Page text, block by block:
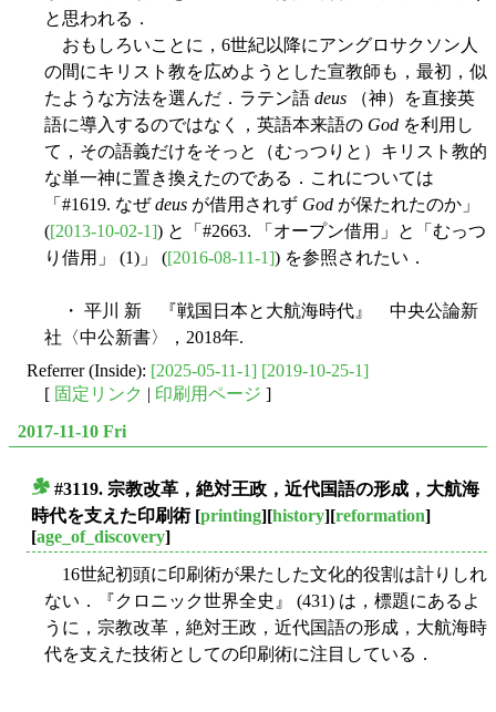
と思われる．
おもしろいことに，6世紀以降にアングロサクソン人
の間にキリスト教を広めようとした宣教師も，最初，似
たような方法を選んだ．ラテン語 deus （神）を直接英
語に導入するのではなく，英語本来語の God を利用し
て，その語義だけをそっと（むっつりと）キリスト教的
な単一神に置き換えたのである．これについては
「#1619. なぜdeus が借用されず God が保たれたのか」
([2013-10-02-1]) と「#2663. 「オープン借用」と「むっつ
り借用」 (1)」 ([2016-08-11-1]) を参照されたい．
・ 平川 新 『戦国日本と大航海時代』 中央公論新
社〈中公新書〉，2018年.
Referrer (Inside): [2025-05-11-1] [2019-10-25-1]
[ 固定リンク | 印刷用ページ ]
2017-11-10 Fri
#3119. 宗教改革，絶対王政，近代国語の形成，大航海
時代を支えた印刷術[printing][history][reformation]
[age_of_discovery]
16世紀初頭に印刷術が果たした文化的役割は計りしれ
ない．『クロニック世界全史』 (431) は，標題にあるよ
うに，宗教改革，絶対王政，近代国語の形成，大航海時
代を支えた技術としての印刷術に注目している．